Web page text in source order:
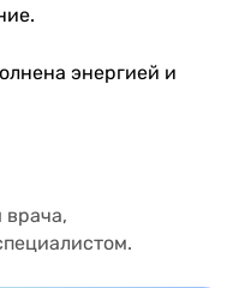
энергией и
врача,